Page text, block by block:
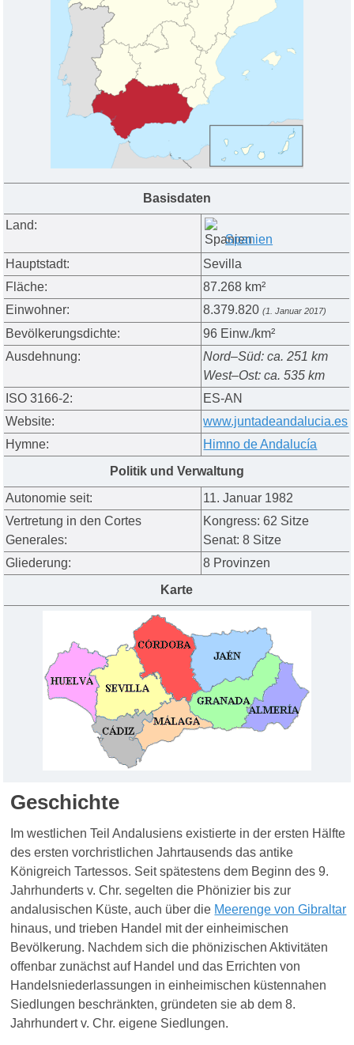
Basisdaten
Land:
Spanien
Hauptstadt:
Sevilla
Fläche:
87.268 km²
Einwohner:
8.379.820(1. Januar 2017)
Bevölkerungsdichte:
96 Einw./km²
Ausdehnung:
Nord–Süd: ca. 251 km
West–Ost: ca. 535 km
ISO 3166-2:
ES-AN
Website:
www.juntadeandalucia.es
Hymne:
Himno de Andalucía
Politik und Verwaltung
Autonomie seit:
11. Januar 1982
Vertretung in den Cortes
Generales:
Kongress: 62 Sitze
Senat: 8 Sitze
Gliederung:
8 Provinzen
Karte
Geschichte
Im westlichen Teil Andalusiens existierte in der ersten Hälfte
des ersten vorchristlichen Jahrtausends das antike
Königreich Tartessos. Seit spätestens dem Beginn des 9.
Jahrhunderts v. Chr. segelten die Phönizier bis zur
andalusischen Küste, auch über die Meerenge von Gibraltar
hinaus, und trieben Handel mit der einheimischen
Bevölkerung. Nachdem sich die phönizischen Aktivitäten
offenbar zunächst auf Handel und das Errichten von
Handelsniederlassungen in einheimischen küstennahen
Siedlungen beschränkten, gründeten sie ab dem 8.
Jahrhundert v. Chr. eigene Siedlungen.